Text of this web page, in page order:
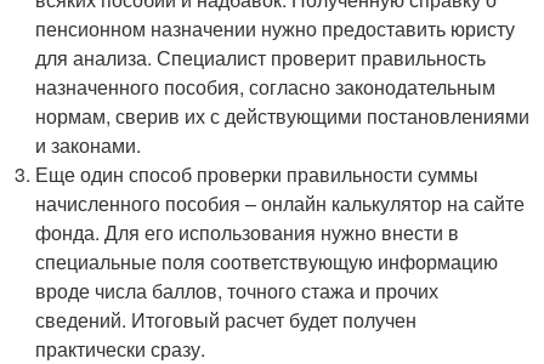
пенсионном назначении нужно предоставить юристу
для анализа. Специалист проверит правильность
назначенного пособия, согласно законодательным
нормам, сверив их с действующими постановлениями
и законами.
Еще один способ проверки правильности суммы
начисленного пособия – онлайн калькулятор на сайте
фонда. Для его использования нужно внести в
специальные поля соответствующую информацию
вроде числа баллов, точного стажа и прочих
сведений. Итоговый расчет будет получен
практически сразу.